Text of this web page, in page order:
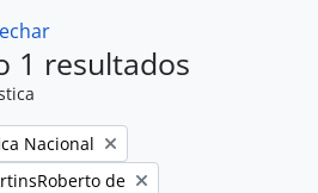
1 resultados
Nacional
de